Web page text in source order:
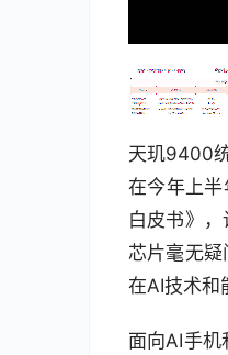
天玑9400
在今年上
白皮书》
芯片毫无疑
在AI技术和
面向AI手